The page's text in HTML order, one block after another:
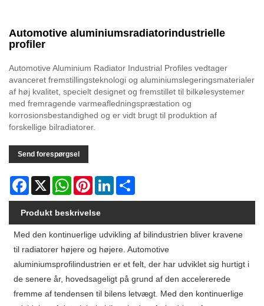
Automotive aluminiumsradiatorindustrielle
profiler
Automotive Aluminium Radiator Industrial Profiles vedtager
avanceret fremstillingsteknologi og aluminiumslegeringsmaterialer
af høj kvalitet, specielt designet og fremstillet til bilkølesystemer
med fremragende varmeafledningspræstation og
korrosionsbestandighed og er vidt brugt til produktion af
forskellige bilradiatorer.
Send forespørgsel
Facebook
X WhatsAppPinterestLinkedIn
Produkt beskrivelse
Med den kontinuerlige udvikling af bilindustrien bliver kravene
til radiatorer højere og højere. Automotive
aluminiumsprofilindustrien er et felt, der har udviklet sig hurtigt i
de senere år, hovedsageligt på grund af den accelererede
fremme af tendensen til bilens letvægt. Med den kontinuerlige